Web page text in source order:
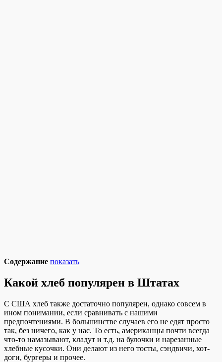
Содержание показать
Какой хлеб популярен в Штатах
С США хлеб также достаточно популярен, однако совсем в
ином понимании, если сравнивать с нашими
предпочтениями. В большинстве случаев его не едят просто
так, без ничего, как у нас. То есть, американцы почти всегда
что-то намазывают, кладут и т.д. на булочки и нарезанные
хлебные кусочки. Они делают из него тосты, сэндвичи, хот-
доги, бургеры и прочее.